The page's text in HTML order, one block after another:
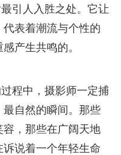
引人入胜之处。它让
表着潮流与个性的
产生共鸣的。
程中，摄影师一定捕
自然的瞬间。那些
，那些在广阔天地
说着一个年轻生命